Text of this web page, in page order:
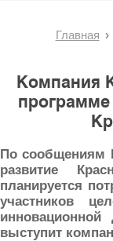
Главная
Компания
программе
По сообщениям
развитие
планируется
участников
инновационной
выступит